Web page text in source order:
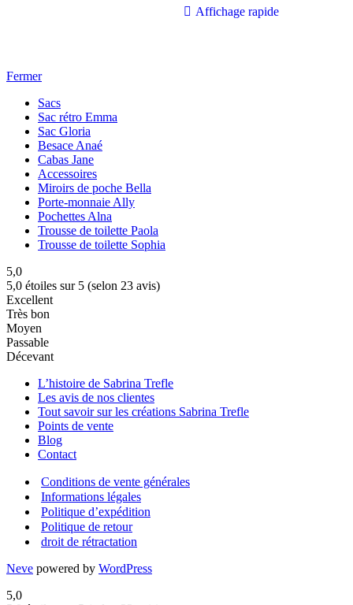
Affichage rapide
Fermer
Sacs
Sac rétro Emma
Sac Gloria
Besace Anaé
Cabas Jane
Accessoires
Miroirs de poche Bella
Porte-monnaie Ally
Pochettes Alna
Trousse de toilette Paola
Trousse de toilette Sophia
5,0
5,0 étoiles sur 5 (selon 23 avis)
Excellent
Très bon
Moyen
Passable
Décevant
L’histoire de Sabrina Trefle
Les avis de nos clientes
Tout savoir sur les créations Sabrina Trefle
Points de vente
Blog
Contact
Conditions de vente générales
Informations légales
Politique d’expédition
Politique de retour
droit de rétractation
Neve powered by WordPress
5,0